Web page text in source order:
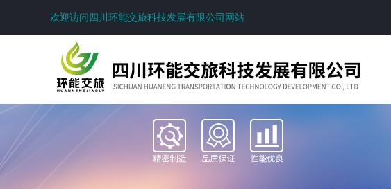
欢迎访问四川环能交旅科技发展有限公司网站